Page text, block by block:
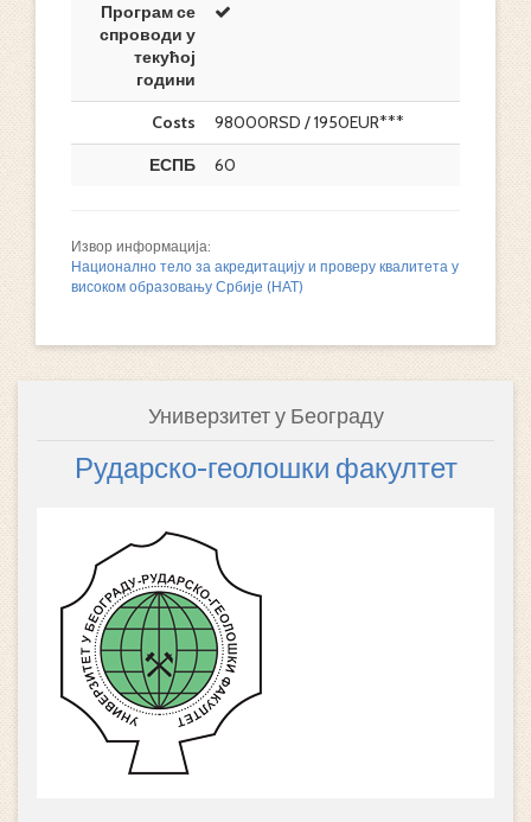
Програм се
спроводи у
текућој
години
Costs
98000RSD / 1950EUR***
ЕСПБ
60
Извор информација:
Национално тело за акредитацију и проверу квалитета у
високом образовању Србије (НАТ)
Универзитет у Београду
Рударско-геолошки факултет